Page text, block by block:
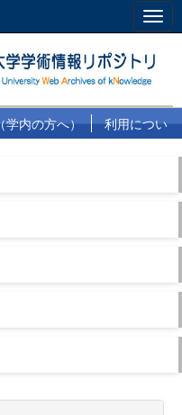
学内の方へ）
利用につい